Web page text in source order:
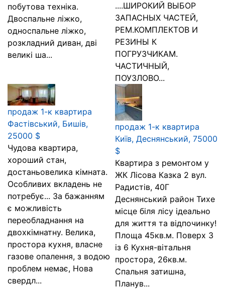
побутова техніка.
Двоспальне ліжко,
односпальне ліжко,
розкладний диван, дві
великі ша...
....ШИРОКИЙ ВЫБОР
ЗАПАСНЫХ ЧАСТЕЙ,
РЕМ.КОМПЛЕКТОВ И
РЕЗИНЫ К
ПОГРУЗЧИКАМ.
ЧАСТИЧНЫЙ,
ПОУЗЛОВО...
продаж 1-к квартира
Фастівський, Бишів,
25000 $
Чудова квартира,
хороший стан,
достаньовелика кімната.
Особливих вкладень не
потребує... За бажанням
є можливість
переобладнання на
двохкімнатну. Велика,
простора кухня, власне
газове опалення, з водою
проблем немає, Нова
свердл...
продаж 1-к квартира
Київ, Деснянський, 75000
$
Квартира з ремонтом у
ЖК Лісова Казка 2 вул.
Радистів, 40Г
Деснянський район Тихе
місце біля лісу ідеально
для життя та відпочинку!
Площа 45кв.м. Поверх 3
із 6 Кухня-вітальня
простора, 26кв.м.
Спальня затишна,
Планув...